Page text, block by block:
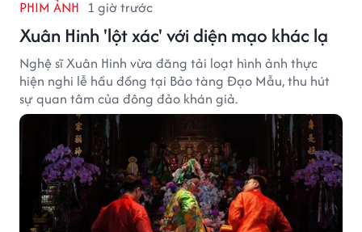
PHIM ẢNH 1 giờ trước
Xuân Hinh 'lột xác' với diện mạo khác lạ
Nghệ sĩ Xuân Hinh vừa đăng tải loạt hình ảnh thực
hiện nghi lễ hầu đồng tại Bảo tàng Đạo Mẫu, thu hút
sự quan tâm của đông đảo khán giả.